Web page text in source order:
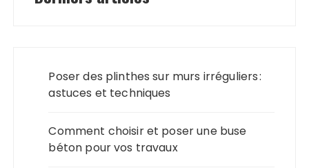
Poser des plinthes sur murs irréguliers :
astuces et techniques
Comment choisir et poser une buse
béton pour vos travaux